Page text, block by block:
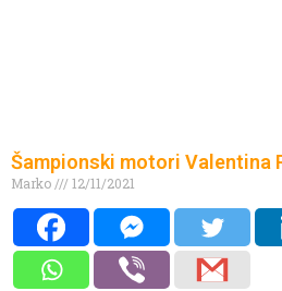
Šampionski motori Valentina
Marko 12/11/2021